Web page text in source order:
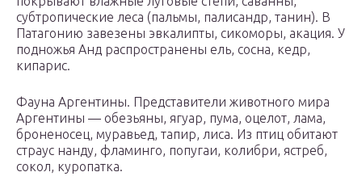
субтропические леса (пальмы, палисандр, танин). В
Патагонию завезены эвкалипты, сикоморы, акация. У
подножья Анд распространены ель, сосна, кедр,
кипарис.
Фауна Аргентины. Представители животного мира
Аргентины — обезьяны, ягуар, пума, оцелот, лама,
броненосец, муравьед, тапир, лиса. Из птиц обитают
страус нанду, фламинго, попугаи, колибри, ястреб,
сокол, куропатка.